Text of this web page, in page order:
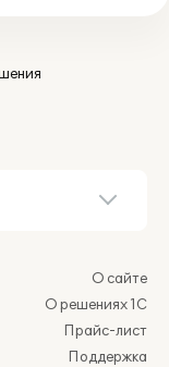
О сайте
О решениях 1С
Прайс-лист
Поддержка